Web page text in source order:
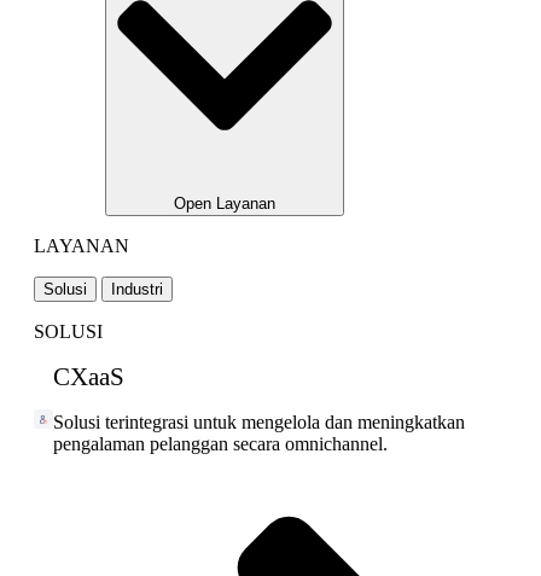
Open Layanan
LAYANAN
Solusi Industri
SOLUSI
CXaaS
Solusi terintegrasi untuk mengelola dan meningkatkan
pengalaman pelanggan secara omnichannel.